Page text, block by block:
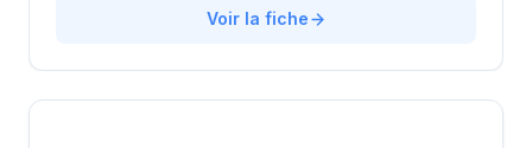
Voir la fiche